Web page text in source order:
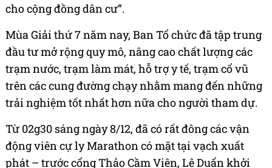
cho cộng đồng dân cư”.
Mùa Giải thứ 7 năm nay, Ban Tổ chức đã tập trung
đầu tư mở rộng quy mô, nâng cao chất lượng các
trạm nước, trạm làm mát, hỗ trợ y tế, trạm cổ vũ
trên các cung đường chạy nhằm mang đến những
trải nghiệm tốt nhất hơn nữa cho người tham dự.
Từ 02g30 sáng ngày 8/12, đã có rất đông các vận
động viên cự ly Marathon có mặt tại vạch xuất
phát – trước cổng Thảo Cầm Viên, Lê Duẩn khởi